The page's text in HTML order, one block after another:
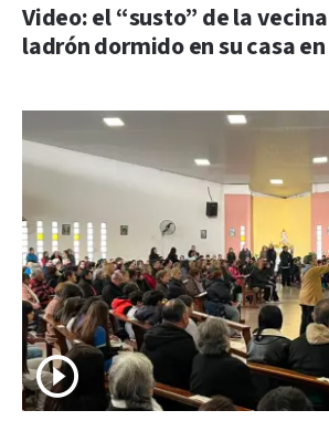
Video: el “susto” de la
ladrón dormido en su casa